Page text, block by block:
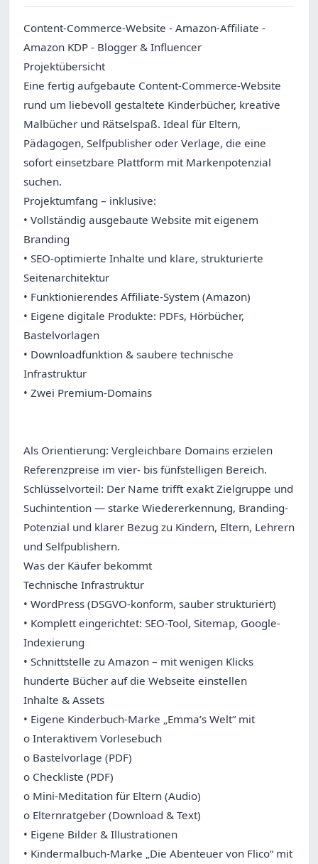
Content-Commerce-Website - Amazon-Affiliate -
Amazon KDP - Blogger & Influencer
Projektübersicht
Eine fertig aufgebaute Content-Commerce-Website
rund um liebevoll gestaltete Kinderbücher, kreative
Malbücher und Rätselspaß. Ideal für Eltern,
Pädagogen, Selfpublisher oder Verlage, die eine
sofort einsetzbare Plattform mit Markenpotenzial
suchen.
Projektumfang – inklusive:
• Vollständig ausgebaute Website mit eigenem
Branding
• SEO-optimierte Inhalte und klare, strukturierte
Seitenarchitektur
• Funktionierendes Affiliate-System (Amazon)
• Eigene digitale Produkte: PDFs, Hörbücher,
Bastelvorlagen
• Downloadfunktion & saubere technische
Infrastruktur
• Zwei Premium-Domains
Als Orientierung: Vergleichbare Domains erzielen
Referenzpreise im vier- bis fünfstelligen Bereich.
Schlüsselvorteil: Der Name trifft exakt Zielgruppe und
Suchintention — starke Wiedererkennung, Branding-
Potenzial und klarer Bezug zu Kindern, Eltern, Lehrern
und Selfpublishern.
Was der Käufer bekommt
Technische Infrastruktur
• WordPress (DSGVO-konform, sauber strukturiert)
• Komplett eingerichtet: SEO-Tool, Sitemap, Google-
Indexierung
• Schnittstelle zu Amazon – mit wenigen Klicks
hunderte Bücher auf die Webseite einstellen
Inhalte & Assets
• Eigene Kinderbuch-Marke „Emma’s Welt“ mit
o Interaktivem Vorlesebuch
o Bastelvorlage (PDF)
o Checkliste (PDF)
o Mini-Meditation für Eltern (Audio)
o Elternratgeber (Download & Text)
• Eigene Bilder & Illustrationen
• Kindermalbuch-Marke „Die Abenteuer von Flico“ mit